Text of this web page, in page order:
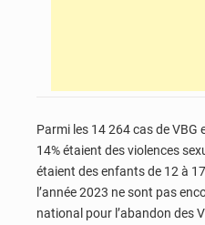
Parmi les 14 264 cas de VBG
14% étaient des violences
étaient des enfants de 12 à
l’année 2023 ne sont pas
national pour l’abandon des